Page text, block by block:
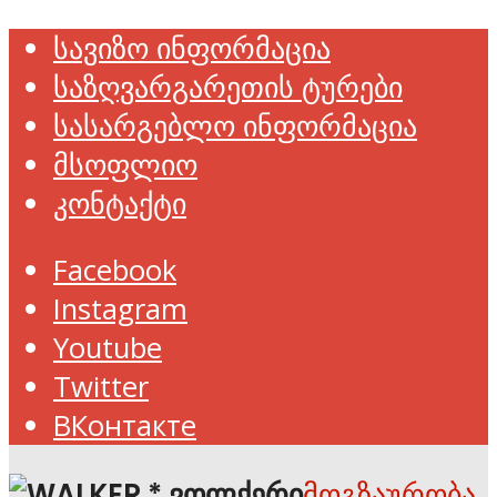
სავიზო ინფორმაცია
საზღვარგარეთის ტურები
სასარგებლო ინფორმაცია
მსოფლიო
კონტაქტი
Facebook
Instagram
Youtube
Twitter
ВКонтакте